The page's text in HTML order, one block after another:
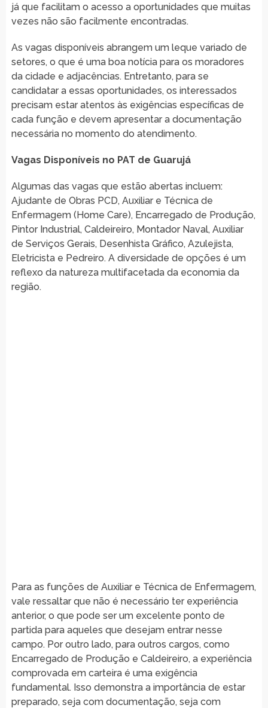
já que facilitam o acesso a oportunidades que muitas
vezes não são facilmente encontradas.
As vagas disponíveis abrangem um leque variado de
setores, o que é uma boa notícia para os moradores
da cidade e adjacências. Entretanto, para se
candidatar a essas oportunidades, os interessados
precisam estar atentos às exigências específicas de
cada função e devem apresentar a documentação
necessária no momento do atendimento.
Vagas Disponíveis no PAT de Guarujá
Algumas das vagas que estão abertas incluem:
Ajudante de Obras PCD, Auxiliar e Técnica de
Enfermagem (Home Care), Encarregado de Produção,
Pintor Industrial, Caldeireiro, Montador Naval, Auxiliar
de Serviços Gerais, Desenhista Gráfico, Azulejista,
Eletricista e Pedreiro. A diversidade de opções é um
reflexo da natureza multifacetada da economia da
região.
Para as funções de Auxiliar e Técnica de Enfermagem,
vale ressaltar que não é necessário ter experiência
anterior, o que pode ser um excelente ponto de
partida para aqueles que desejam entrar nesse
campo. Por outro lado, para outros cargos, como
Encarregado de Produção e Caldeireiro, a experiência
comprovada em carteira é uma exigência
fundamental. Isso demonstra a importância de estar
preparado, seja com documentação, seja com